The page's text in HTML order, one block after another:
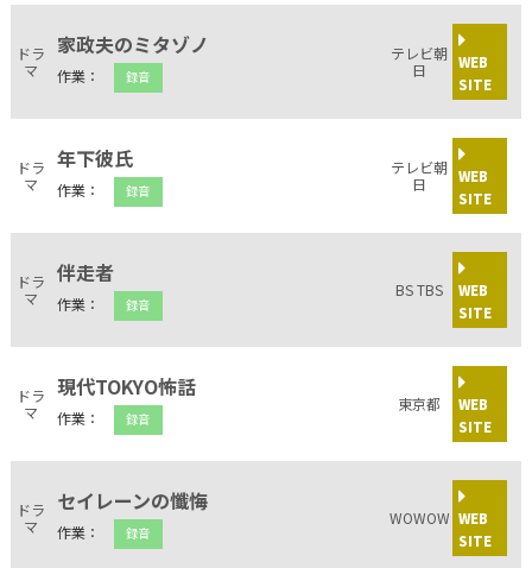
ドラ
マ
家政夫のミタゾノ
作業： 録音
テレビ朝
日
WEB
SITE
ドラ
マ
年下彼氏
作業： 録音
テレビ朝
日
WEB
SITE
ドラ
マ
伴走者
作業： 録音
BS TBS
WEB
SITE
ドラ
マ
現代TOKYO怖話
作業： 録音
東京都
WEB
SITE
ドラ
マ
セイレーンの懺悔
作業： 録音
WOWOW WEB
SITE